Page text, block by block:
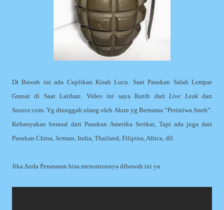
Di Bawah ini ada Cuplikan Kisah Lucu. Saat Pasukan Salah Lempar
Granat di Saat Latihan. Video ini saya Kutib dari Live Leakdan
Source.com. Yg diunggah ulang oleh Akun yg Bernama “Peristiwa Aneh”.
Kebanyakan berasal dari Pasukan Amerika Serikat, Tapi ada juga dari
Pasukan China, Jerman, India, Thailand, Filipina, Africa, dll.
Jika Anda Penasaran bisa menontonnya dibawah ini ya.